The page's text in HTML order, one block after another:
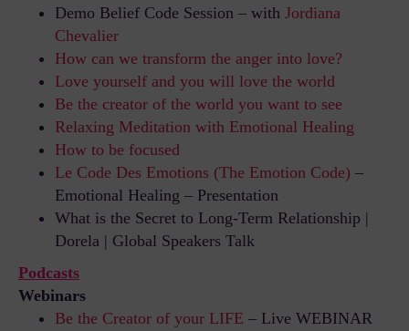
Demo Belief Code Session – with Jordiana
Chevalier
How can we transform the anger into love?
Love yourself and you will love the world
Be the creator of the world you want to see
Relaxing Meditation with Emotional Healing
How to be focused
Le Code Des Emotions (The Emotion Code) –
Emotional Healing – Presentation
What is the Secret to Long-Term Relationship |
Dorela | Global Speakers Talk
Podcasts
Webinars
Be the Creator of your LIFE – Live WEBINAR